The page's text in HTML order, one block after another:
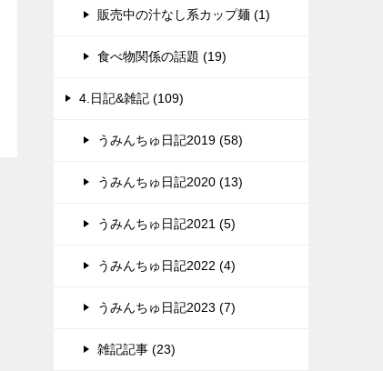
販売中の汁なし系カップ麺 (1)
食べ物関係の話題 (19)
4.日記&雑記 (109)
うみんちゅ日記2019 (58)
うみんちゅ日記2020 (13)
うみんちゅ日記2021 (5)
うみんちゅ日記2022 (4)
うみんちゅ日記2023 (7)
雑記記事 (23)